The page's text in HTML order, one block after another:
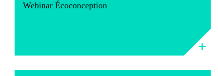
Webinar Écoconception